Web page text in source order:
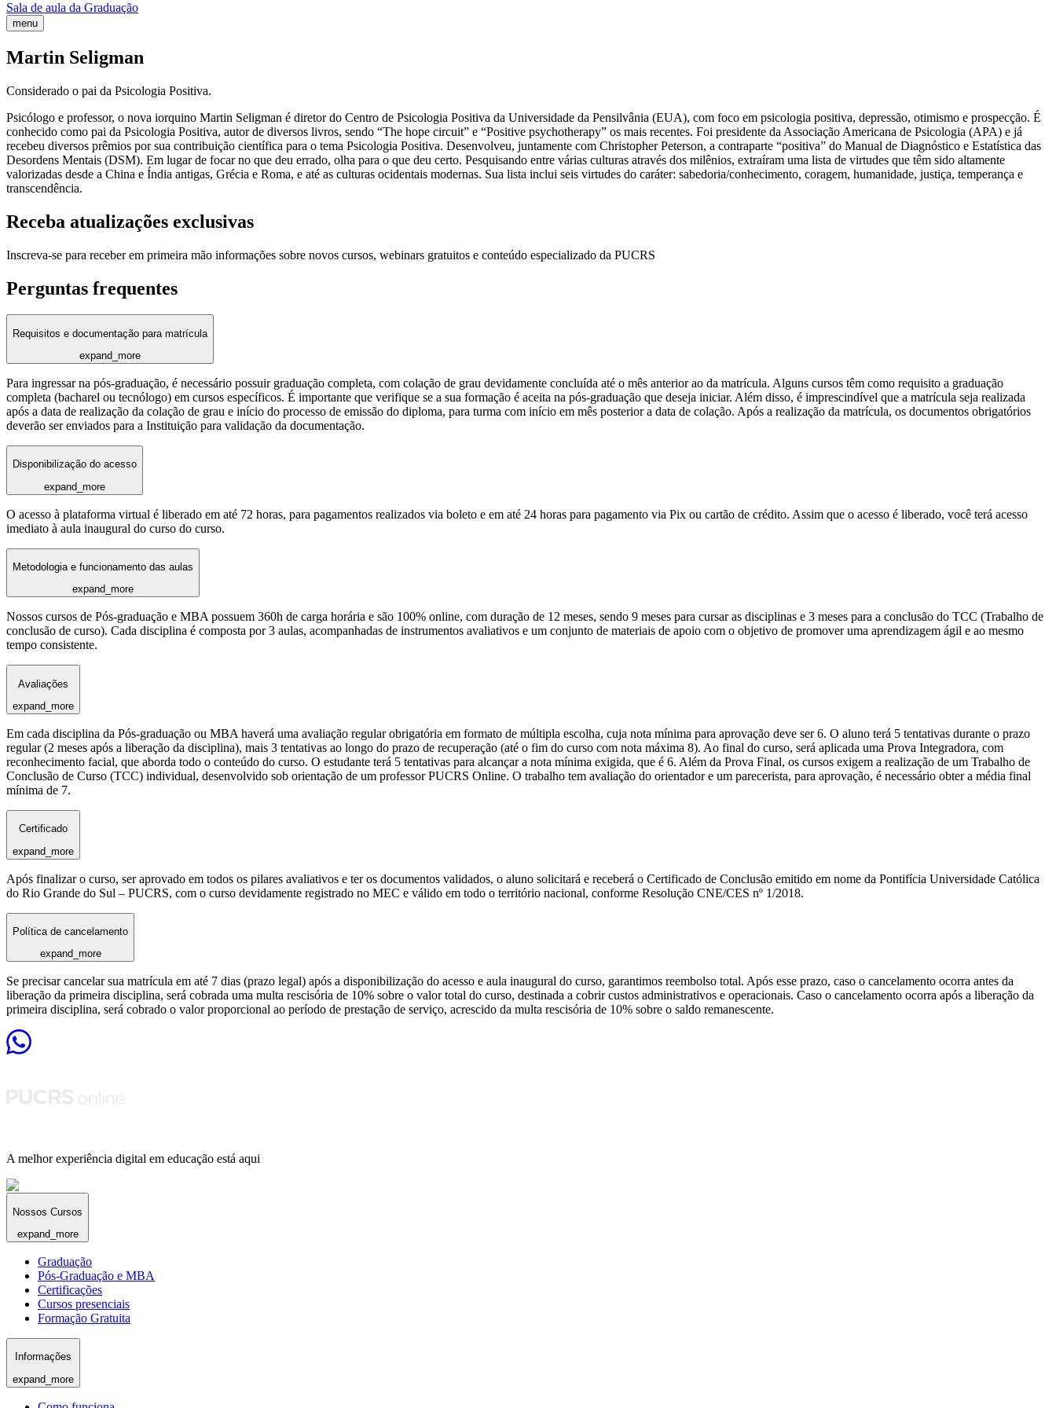
Sala de aula da Graduação
menu
Martin Seligman
Considerado o pai da Psicologia Positiva.
Psicólogo e professor, o nova iorquino Martin Seligman é diretor do Centro de Psicologia Positiva da Universidade da Pensilvânia (EUA), com foco em psicologia positiva, depressão, otimismo e prospecção. É
conhecido como pai da Psicologia Positiva, autor de diversos livros, sendo “The hope circuit” e “Positive psychotherapy” os mais recentes. Foi presidente da Associação Americana de Psicologia (APA) e já
recebeu diversos prêmios por sua contribuição científica para o tema Psicologia Positiva. Desenvolveu, juntamente com Christopher Peterson, a contraparte “positiva” do Manual de Diagnóstico e Estatística das
Desordens Mentais (DSM). Em lugar de focar no que deu errado, olha para o que deu certo. Pesquisando entre várias culturas através dos milênios, extraíram uma lista de virtudes que têm sido altamente
valorizadas desde a China e Índia antigas, Grécia e Roma, e até as culturas ocidentais modernas. Sua lista inclui seis virtudes do caráter: sabedoria/conhecimento, coragem, humanidade, justiça, temperança e
transcendência.
Receba atualizações exclusivas
Inscreva-se para receber em primeira mão informações sobre novos cursos, webinars gratuitos e conteúdo especializado da PUCRS
Perguntas frequentes
Requisitos e documentação para matrícula
expand_more
Para ingressar na pós-graduação, é necessário possuir graduação completa, com colação de grau devidamente concluída até o mês anterior ao da matrícula. Alguns cursos têm como requisito a graduação
completa (bacharel ou tecnólogo) em cursos específicos. É importante que verifique se a sua formação é aceita na pós-graduação que deseja iniciar. Além disso, é imprescindível que a matrícula seja realizada
após a data de realização da colação de grau e início do processo de emissão do diploma, para turma com início em mês posterior a data de colação. Após a realização da matrícula, os documentos obrigatórios
deverão ser enviados para a Instituição para validação da documentação.
Disponibilização do acesso
expand_more
O acesso à plataforma virtual é liberado em até 72 horas, para pagamentos realizados via boleto e em até 24 horas para pagamento via Pix ou cartão de crédito. Assim que o acesso é liberado, você terá acesso
imediato à aula inaugural do curso do curso.
Metodologia e funcionamento das aulas
expand_more
Nossos cursos de Pós-graduação e MBA possuem 360h de carga horária e são 100% online, com duração de 12 meses, sendo 9 meses para cursar as disciplinas e 3 meses para a conclusão do TCC (Trabalho de
conclusão de curso). Cada disciplina é composta por 3 aulas, acompanhadas de instrumentos avaliativos e um conjunto de materiais de apoio com o objetivo de promover uma aprendizagem ágil e ao mesmo
tempo consistente.
Avaliações
expand_more
Em cada disciplina da Pós-graduação ou MBA haverá uma avaliação regular obrigatória em formato de múltipla escolha, cuja nota mínima para aprovação deve ser 6. O aluno terá 5 tentativas durante o prazo
regular (2 meses após a liberação da disciplina), mais 3 tentativas ao longo do prazo de recuperação (até o fim do curso com nota máxima 8). Ao final do curso, será aplicada uma Prova Integradora, com
reconhecimento facial, que aborda todo o conteúdo do curso. O estudante terá 5 tentativas para alcançar a nota mínima exigida, que é 6. Além da Prova Final, os cursos exigem a realização de um Trabalho de
Conclusão de Curso (TCC) individual, desenvolvido sob orientação de um professor PUCRS Online. O trabalho tem avaliação do orientador e um parecerista, para aprovação, é necessário obter a média final
mínima de 7.
Certificado
expand_more
Após finalizar o curso, ser aprovado em todos os pilares avaliativos e ter os documentos validados, o aluno solicitará e receberá o Certificado de Conclusão emitido em nome da Pontifícia Universidade Católica
do Rio Grande do Sul – PUCRS, com o curso devidamente registrado no MEC e válido em todo o território nacional, conforme Resolução CNE/CES nº 1/2018.
Política de cancelamento
expand_more
Se precisar cancelar sua matrícula em até 7 dias (prazo legal) após a disponibilização do acesso e aula inaugural do curso, garantimos reembolso total. Após esse prazo, caso o cancelamento ocorra antes da
liberação da primeira disciplina, será cobrada uma multa rescisória de 10% sobre o valor total do curso, destinada a cobrir custos administrativos e operacionais. Caso o cancelamento ocorra após a liberação da
primeira disciplina, será cobrado o valor proporcional ao período de prestação de serviço, acrescido da multa rescisória de 10% sobre o saldo remanescente.
A melhor experiência digital em educação está aqui
Nossos Cursos
expand_more
Graduação
Pós-Graduação e MBA
Certificações
Cursos presenciais
Formação Gratuita
Informações
expand_more